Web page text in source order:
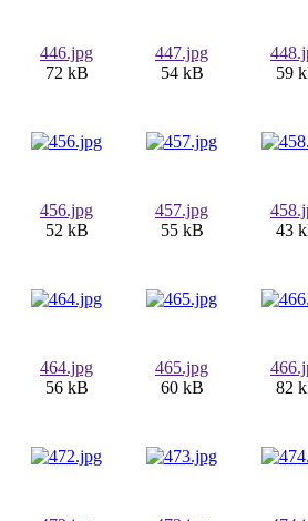
446.jpg
72 kB
447.jpg
54 kB
59
456.jpg
52 kB
457.jpg
55 kB
43
464.jpg
56 kB
465.jpg
60 kB
82